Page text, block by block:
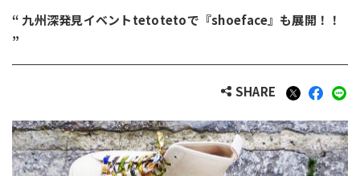
“ 九州深発見イベントtetotetoで『shoeface』も展開！！
”
SHARE